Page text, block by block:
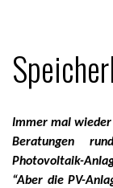
Immer mal wieder
Beratungen
Photovoltaik-
“Aber die PV-